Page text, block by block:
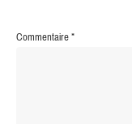
Commentaire*